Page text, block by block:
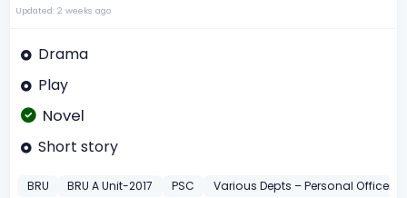
Updated: 2 weeks ago
Drama
Play
Novel
Short story
BRU BRU A Unit-2017 PSC Various Depts – Personal Officer-